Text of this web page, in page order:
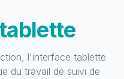
tablette
l'interface tablette
du travail de suivi de